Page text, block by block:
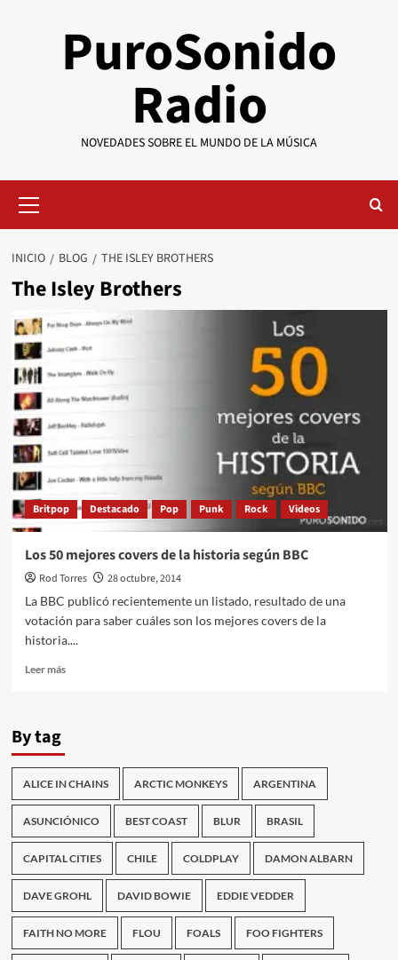
PuroSonido
Radio
NOVEDADES SOBRE EL MUNDO DE LA MÚSICA
primario
INICIO BLOG THE ISLEY BROTHERS
The Isley Brothers
Britpop Destacado Pop Punk Rock Videos
Los 50 mejores covers de la historia según BBC
Rod Torres
28 octubre, 2014
La BBC publicó recientemente un listado, resultado de una
votación para saber cuáles son los mejores covers de la
historia....
Leer másLeer
mejores
covers
de
la
historia
según
BBC
By tag
ALICE IN CHAINS ARCTIC MONKEYS ARGENTINA
ASUNCIÓNICO BEST COAST BLUR BRASIL
CAPITAL CITIES CHILE COLDPLAY DAMON ALBARN
DAVE GROHL DAVID BOWIE EDDIE VEDDER
FAITH NO MORE FLOU FOALS FOO FIGHTERS